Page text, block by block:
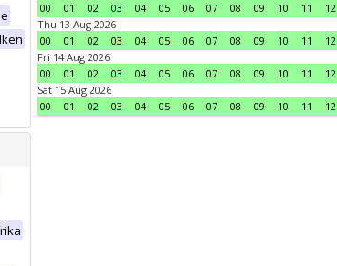
00
01 02 03 04 05 06 07 08 09 10 11 12
Thu 13 Aug 2026
00
01 02 03 04 05 06 07 08 09 10 11 12
Fri 14 Aug 2026
00
01 02 03 04 05 06 07 08 09 10 11 12
Sat 15 Aug 2026
00
01 02 03 04 05 06 07 08 09 10 11 12